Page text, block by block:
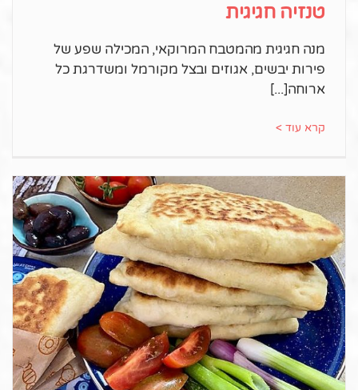
טנזיה חגיגית
מנה חגיגית מהמטבח המרוקאי, המכילה שפע של
פירות יבשים, אגוזים ובצל מקורמל ומשדרגת כל
ארוחה
קרא עוד >